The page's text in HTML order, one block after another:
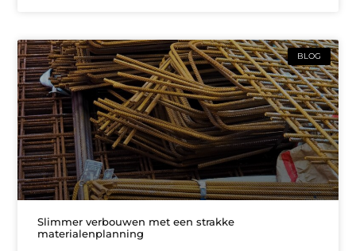
BLOG
Slimmer verbouwen met een strakke
materialenplanning